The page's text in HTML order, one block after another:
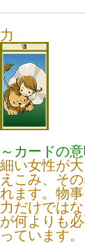
力
～カードの
細い女性が
えこみ、そ
れます。物
力だけでは
が何よりも
っています。